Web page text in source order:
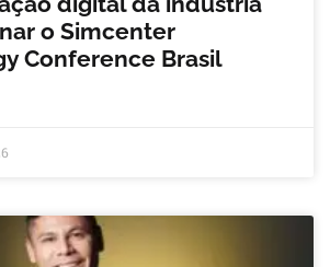
o Simcenter
Conference Brasil